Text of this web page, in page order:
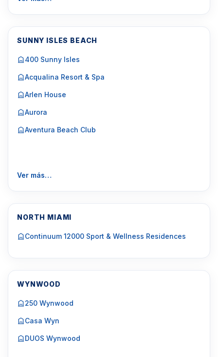
SUNNY ISLES BEACH
400 Sunny Isles
Acqualina Resort & Spa
Arlen House
Aurora
Aventura Beach Club
Ver más…
NORTH MIAMI
Continuum 12000 Sport & Wellness Residences
WYNWOOD
250 Wynwood
Casa Wyn
DUOS Wynwood